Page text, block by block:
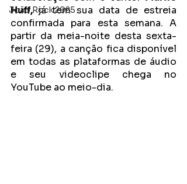
João Rock 2025
Huff, já tem sua data de estreia
confirmada para esta semana. A
partir da meia-noite desta sexta-
feira (29), a canção fica disponível
em todas as plataformas de áudio
e seu videoclipe chega no
YouTube ao meio-dia.